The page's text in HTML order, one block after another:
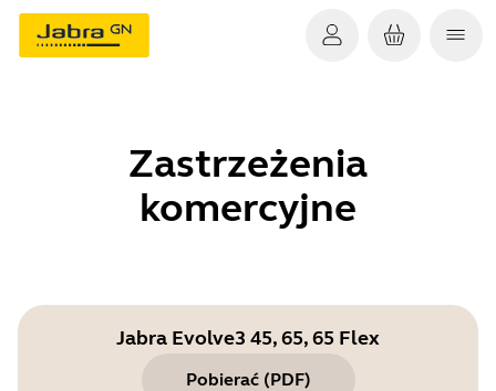
Zastrzeżenia
komercyjne
Jabra Evolve3 45, 65, 65 Flex
Pobierać (PDF)